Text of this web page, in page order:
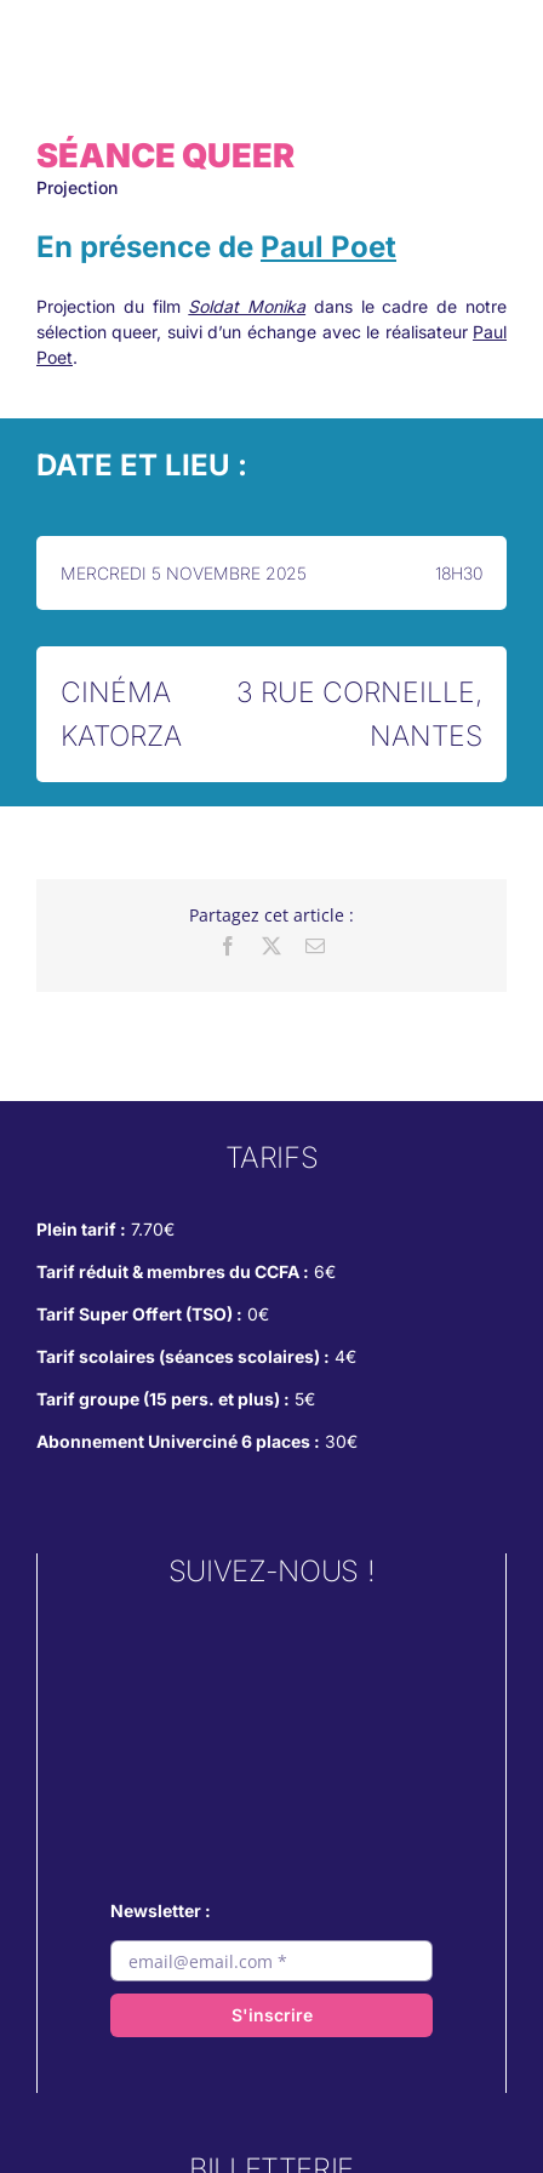
SÉANCE QUEER
Projection
En présence de Paul Poet
Projection du film Soldat Monika dans le cadre de notre
sélection queer, suivi d’un échange avec le réalisateur Paul
Poet.
DATE ET LIEU :
MERCREDI 5 NOVEMBRE 2025 18H30
CINÉMA
KATORZA
3 RUE CORNEILLE,
NANTES
Partagez cet article :
Facebook Email
TARIFS
Plein tarif : 7.70€
Tarif réduit & membres du CCFA : 6€
Tarif Super Offert (TSO) : 0€
Tarif scolaires (séances scolaires) : 4€
Tarif groupe (15 pers. et plus) : 5€
Abonnement Univerciné 6 places : 30€
SUIVEZ-NOUS !
Newsletter :
S'inscrire